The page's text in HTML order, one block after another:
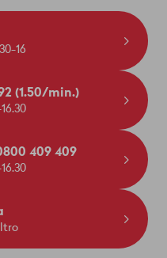
16
(1.50/min.)
409 409